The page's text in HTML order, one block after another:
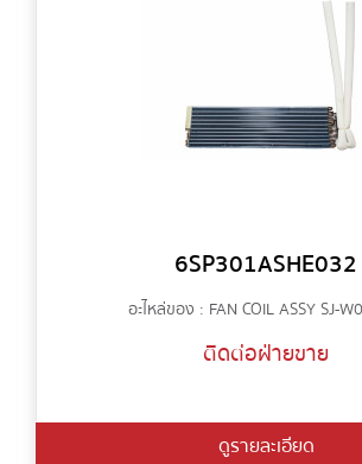
6SP301ASHE032
อะไหล่ของ : FAN COIL ASSY SJ-
ติดต่อฝ่ายขาย
ดูรายละเอียด